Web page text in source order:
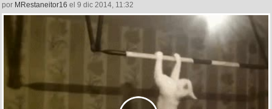
por MRestaneitor16 el 9 dic 2014, 11:32